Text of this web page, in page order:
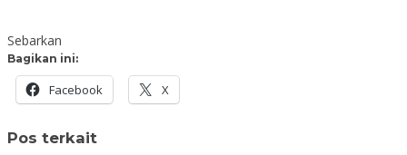
Sebarkan
Bagikan ini:
Facebook X
Pos terkait